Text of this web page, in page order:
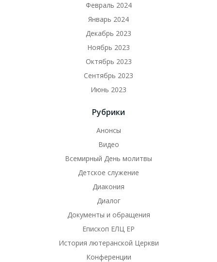
Февраль 2024
Январь 2024
Декабрь 2023
Ноябрь 2023
Октябрь 2023
Сентябрь 2023
Июнь 2023
Рубрики
Анонсы
Видео
Всемирный День молитвы
Детское служение
Диакония
Диалог
Документы и обращения
Епископ ЕЛЦ ЕР
История лютеранской Церкви
Конференции